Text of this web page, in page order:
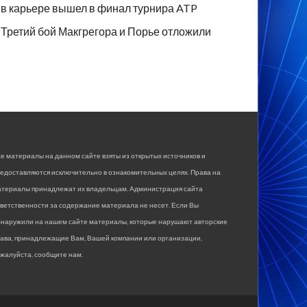
в карьере вышел в финал турнира ATP
Третий бой Макгрегора и Порье отложили
материалы на данном сайте взяты из открытых источников и
исключительно в ознакомительных целях. Права на
принадлежат их владельцам. Администрация сайта
за содержание материала не несет. Если Вы
на нашем сайте материалы, которые нарушают авторские
принадлежащие Вам, Вашей компании или организации,
сообщите нам.